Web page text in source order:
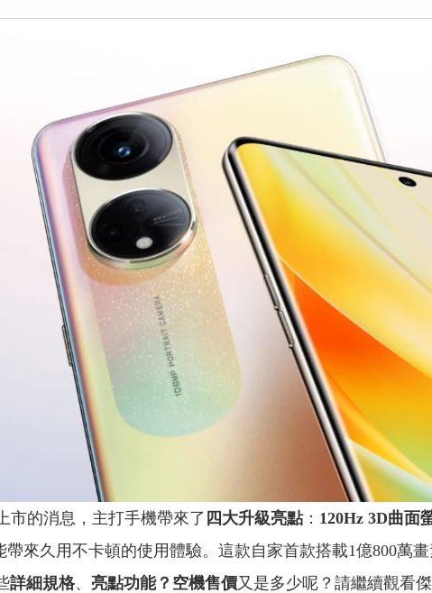
市的消息，主打手機帶來了 四大升級亮點： 120Hz 3D曲面
帶來久用不卡頓的使用體驗。這款自家首款搭載1億800萬
詳細規格、 亮點功能？空機售價又是多少呢？請繼續觀看